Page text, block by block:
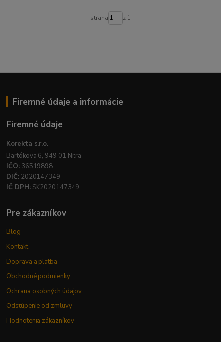
strana z 1
Firemné údaje a informácie
Firemné údaje
Korekta s.r.o.
Bartókova 6, 949 01 Nitra
IČO: 36519898
DIČ: 2020147349
IČ DPH: SK2020147349
Pre zákazníkov
Blog
Kontakt
Doprava a platba
Obchodné podmienky
Ochrana osobných údajov
Odstúpenie od zmluvy
Hodnotenia zákazníkov